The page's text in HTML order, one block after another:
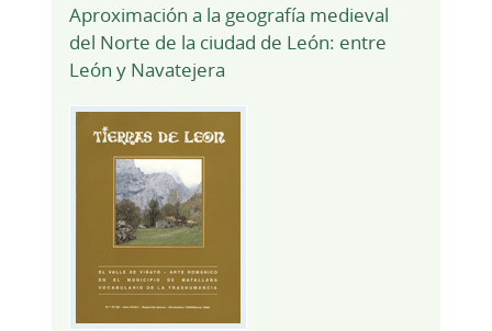
Aproximación a la geografía medieval
del Norte de la ciudad de León: entre
León y Navatejera